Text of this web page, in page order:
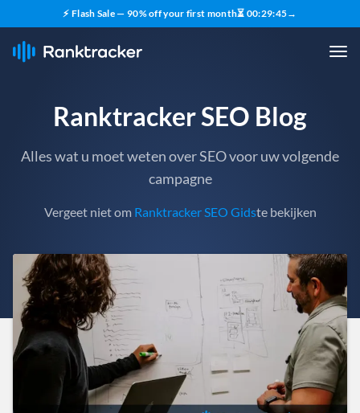
⚡ Flash Sale — 90% off your first month⏳ 00:29:43→
Ranktracker SEO Blog
Alles wat u moet weten over SEO voor uw volgende
campagne
Vergeet niet om Ranktracker SEO Gidste bekijken